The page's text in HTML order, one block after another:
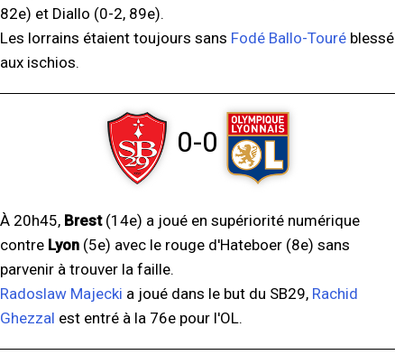
82e) et Diallo (0-2, 89e).
Les lorrains étaient toujours sans Fodé Ballo-Touré blessé
aux ischios.
0-0
À 20h45, Brest(14e) a joué en supériorité numérique
contre Lyon (5e) avec le rouge d'Hateboer (8e) sans
parvenir à trouver la faille.
Radoslaw Majecki a joué dans le but du SB29, Rachid
Ghezzal est entré à la 76e pour l'OL.